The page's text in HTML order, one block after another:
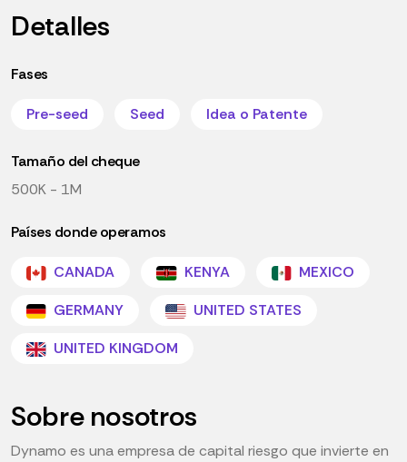
Detalles
Fases
Pre-seed Seed Idea o Patente
Tamaño del cheque
500K - 1M
Países donde operamos
CANADA KENYA
MEXICO
GERMANY
UNITED STATES
UNITED KINGDOM
Sobre nosotros
Dynamo es una empresa de capital riesgo que invierte en